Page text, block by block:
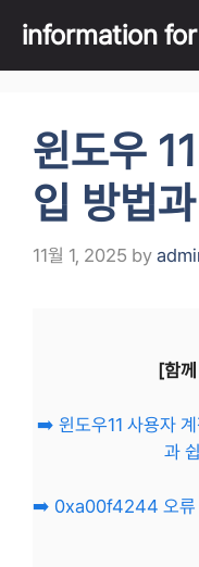
content
information
윈도우
입 방법
11월 1, 2025 by
[함
➡️ 윈도우11 사용자
과
➡️ 0xa00f4244 오류